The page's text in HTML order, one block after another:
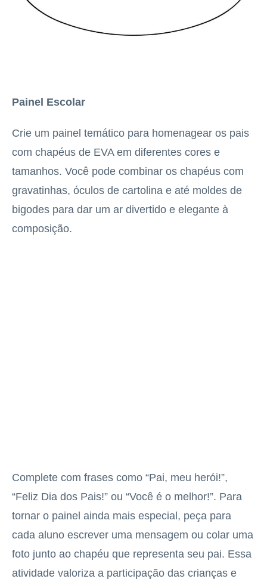
Painel Escolar
Crie um painel temático para homenagear os pais
com chapéus de EVA em diferentes cores e
tamanhos. Você pode combinar os chapéus com
gravatinhas, óculos de cartolina e até moldes de
bigodes para dar um ar divertido e elegante à
composição.
Complete com frases como “Pai, meu herói!”,
“Feliz Dia dos Pais!” ou “Você é o melhor!”. Para
tornar o painel ainda mais especial, peça para
cada aluno escrever uma mensagem ou colar uma
foto junto ao chapéu que representa seu pai. Essa
atividade valoriza a participação das crianças e